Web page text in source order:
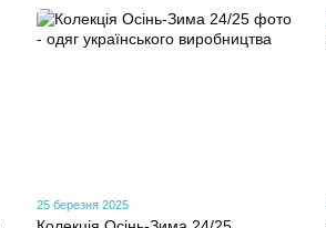
25 березня 2025